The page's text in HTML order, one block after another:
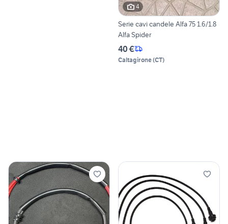
4
Serie cavi candele Alfa 75 1.6/1.8
Alfa Spider
40 €
Caltagirone(CT)